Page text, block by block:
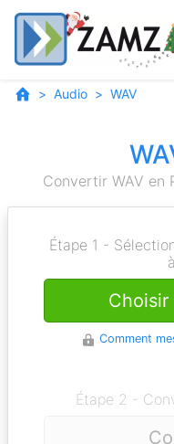
Audio WAV
Convertir WAV en
Étape 1 -
Comment
Étape 2 -